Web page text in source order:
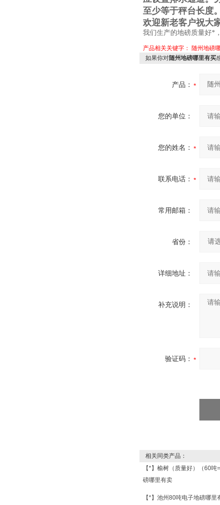
至少等于秤台长度
欢迎新老客户祝大
我们生产的地磅质量好*
产品相关关键字： 随州地磅
如果你对随州地磅哪里有买
产品：
您的单位：
您的姓名：
联系电话：
常用邮箱：
省份：
详细地址：
补充说明：
验证码：
相关同类产品：
【*】榆树（质量好）（60
磅哪里有卖
【*】池州80吨电子地磅哪里